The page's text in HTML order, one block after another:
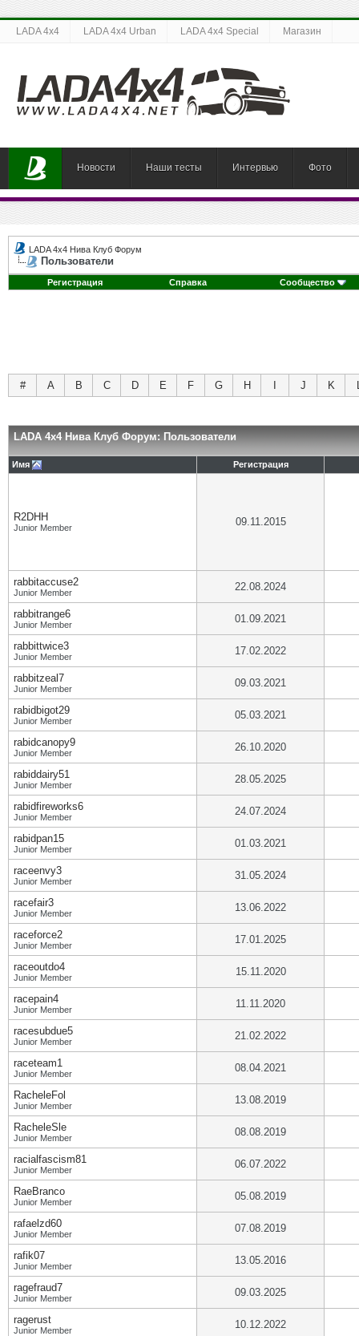
LADA 4x4 LADA 4x4 Urban LADA 4x4 Special Магазин
Новости Наши тесты Интервью Фото
LADA 4x4 Нива Клуб Форум
Пользователи
Регистрация Справка Сообщество
# A B C D E F G H J K
LADA 4x4 Нива Клуб Форум: Пользователи
Имя Регистрация
R2DHH
Junior Member 09.11.2015
rabbitaccuse2
Junior Member 22.08.2024
rabbitrange6
Junior Member 01.09.2021
rabbittwice3
Junior Member 17.02.2022
rabbitzeal7
Junior Member 09.03.2021
rabidbigot29
Junior Member 05.03.2021
rabidcanopy9
Junior Member 26.10.2020
rabiddairy51
Junior Member 28.05.2025
rabidfireworks6
Junior Member 24.07.2024
rabidpan15
Junior Member 01.03.2021
raceenvy3
Junior Member 31.05.2024
racefair3
Junior Member 13.06.2022
raceforce2
Junior Member 17.01.2025
raceoutdo4
Junior Member 15.11.2020
racepain4
Junior Member 11.11.2020
racesubdue5
Junior Member 21.02.2022
raceteam1
Junior Member 08.04.2021
RacheleFol
Junior Member 13.08.2019
RacheleSle
Junior Member 08.08.2019
racialfascism81
Junior Member 06.07.2022
RaeBranco
Junior Member 05.08.2019
rafaelzd60
Junior Member 07.08.2019
rafik07
Junior Member 13.05.2016
ragefraud7
Junior Member 09.03.2025
ragerust
Junior Member 10.12.2022